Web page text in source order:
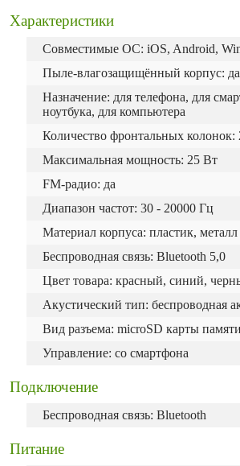
Характеристики
Совместимые ОС: iOS, Android,
Пыле-влагозащищённый корпус: да
Назначение: для телефона, для
ноутбука, для компьютера
Количество фронтальных колонок:
Максимальная мощность: 25 Вт
FM-радио: да
Диапазон частот: 30 - 20000 Гц
Материал корпуса: пластик, металл
Беспроводная связь: Bluetooth 5,0
Цвет товара: красный, синий,
Акустический тип: беспроводная
Вид разъема: microSD карты
Управление: со смартфона
Подключение
Беспроводная связь: Bluetooth
Питание